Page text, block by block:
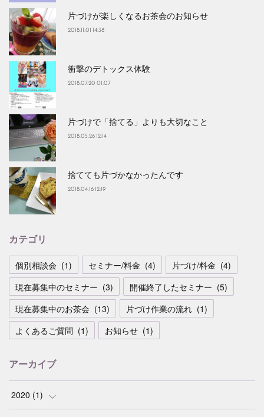
片づけが楽しくなるお茶会のお知らせ
2018.11.01 14:38
衝撃のデトックス体験
2018.07.20 01:07
片づけで「捨てる」よりも大切なこと
2018.05.26 12:14
捨てても片づかなかったんです
2018.04.16 12:19
カテゴリ
個別相談会 (1) セミナー/料金 (4) 片づけ/料金 (4)
現在募集中のセミナー (3) 開催終了したセミナー (5)
現在募集中のお茶会 (13) 片づけ作業の流れ (1)
よくあるご質問 (1) お知らせ (1)
アーカイブ
2020 (1)